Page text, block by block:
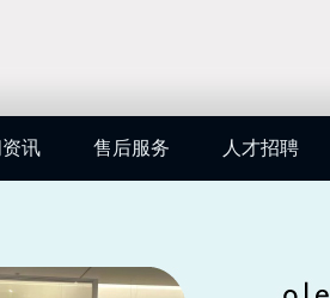
讯 售后服务 人才招聘